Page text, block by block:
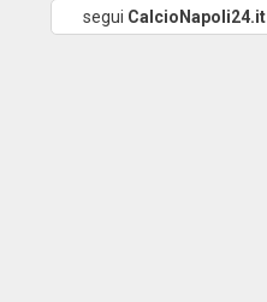
segui CalcioNapoli24.it